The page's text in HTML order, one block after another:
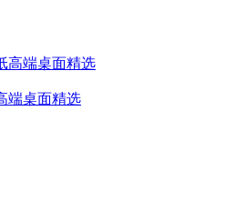
端桌面精选